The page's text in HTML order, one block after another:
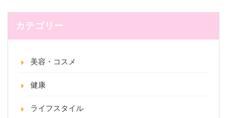
カテゴリー
美容・コスメ
健康
ライフスタイル